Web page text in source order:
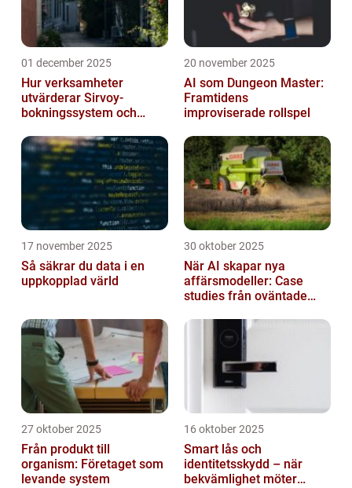
01 december 2025
Hur verksamheter
utvärderar Sirvoy-
bokningssystem och
20 november 2025
AI som Dungeon Master:
Framtidens
improviserade rollspel
17 november 2025
Så säkrar du data i en
uppkopplad värld
30 oktober 2025
När AI skapar nya
affärsmodeller: Case
studies från oväntade
27 oktober 2025
Från produkt till
organism: Företaget som
levande system
16 oktober 2025
Smart lås och
identitetsskydd – när
bekvämlighet möter